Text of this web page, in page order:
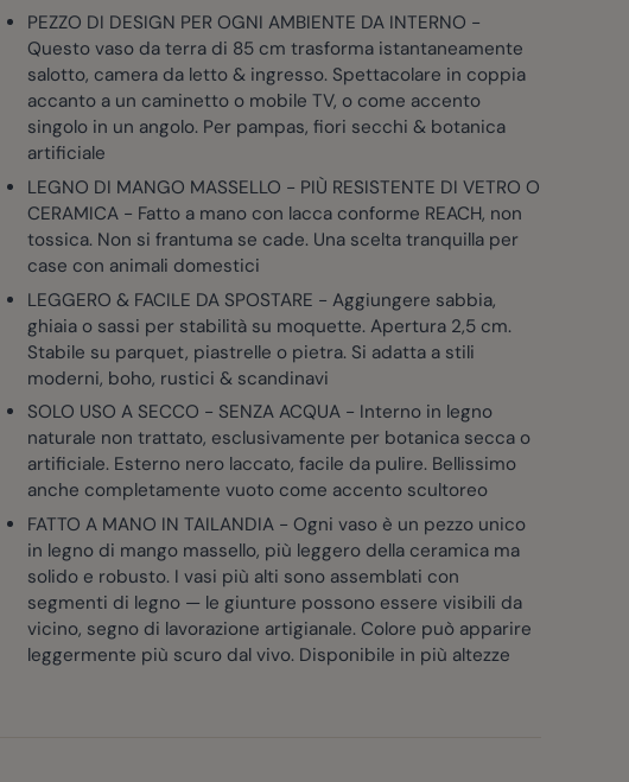
PEZZO DI DESIGN PER OGNI AMBIENTE DA INTERNO -
Questo vaso da terra di 85 cm trasforma istantaneamente
salotto, camera da letto & ingresso. Spettacolare in coppia
accanto a un caminetto o mobile TV, o come accento
singolo in un angolo. Per pampas, fiori secchi & botanica
artificiale
LEGNO DI MANGO MASSELLO - PIÙ RESISTENTE DI VETRO O
CERAMICA - Fatto a mano con lacca conforme REACH, non
tossica. Non si frantuma se cade. Una scelta tranquilla per
case con animali domestici
LEGGERO & FACILE DA SPOSTARE - Aggiungere sabbia,
ghiaia o sassi per stabilità su moquette. Apertura 2,5 cm.
Stabile su parquet, piastrelle o pietra. Si adatta a stili
moderni, boho, rustici & scandinavi
SOLO USO A SECCO - SENZA ACQUA - Interno in legno
naturale non trattato, esclusivamente per botanica secca o
artificiale. Esterno nero laccato, facile da pulire. Bellissimo
anche completamente vuoto come accento scultoreo
FATTO A MANO IN TAILANDIA - Ogni vaso è un pezzo unico
in legno di mango massello, più leggero della ceramica ma
solido e robusto. I vasi più alti sono assemblati con
segmenti di legno — le giunture possono essere visibili da
vicino, segno di lavorazione artigianale. Colore può apparire
leggermente più scuro dal vivo. Disponibile in più altezze